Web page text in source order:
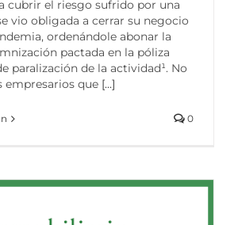
cubrir el riesgo sufrido por una
vio obligada a cerrar su negocio
ordenándole abonar la
pactada en la póliza
paralización de la actividad¹. No
empresarios que [...]
0